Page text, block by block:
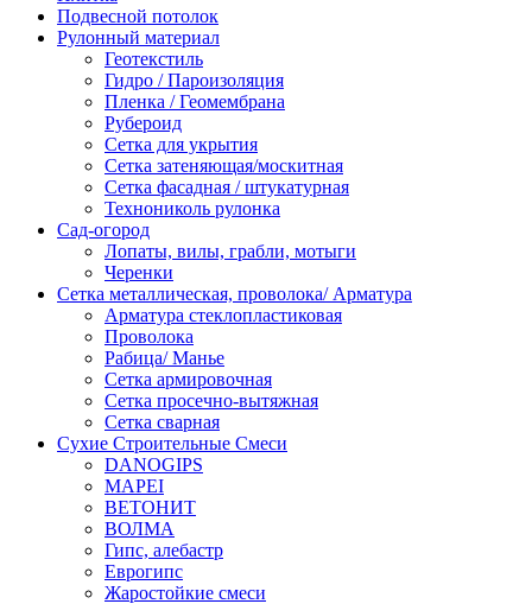
Подвесной потолок
Рулонный материал
Геотекстиль
Гидро / Пароизоляция
Пленка / Геомембрана
Рубероид
Сетка для укрытия
Сетка затеняющая/москитная
Сетка фасадная / штукатурная
Технониколь рулонка
Сад-огород
Лопаты, вилы, грабли, мотыги
Черенки
Сетка металлическая, проволока/ Арматура
Арматура стеклопластиковая
Проволока
Рабица/ Манье
Сетка армировочная
Сетка просечно-вытяжная
Сетка сварная
Сухие Строительные Смеси
DANOGIPS
MAPEI
ВЕТОНИТ
ВОЛМА
Гипс, алебастр
Еврогипс
Жаростойкие смеси